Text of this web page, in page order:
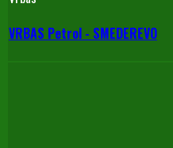
VRBAS Petrol - SMEDEREVO